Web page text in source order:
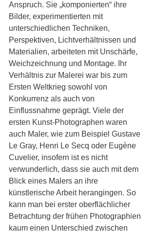
Anspruch. Sie „komponierten“ ihre
Bilder, experimentierten mit
unterschiedlichen Techniken,
Perspektiven, Lichtverhältnissen und
Materialien, arbeiteten mit Unschärfe,
Weichzeichnung und Montage. Ihr
Verhältnis zur Malerei war bis zum
Ersten Weltkrieg sowohl von
Konkurrenz als auch von
Einflussnahme geprägt. Viele der
ersten Kunst-Photographen waren
auch Maler, wie zum Beispiel Gustave
Le Gray, Henri Le Secq oder Eugène
Cuvelier, insofern ist es nicht
verwunderlich, dass sie auch mit dem
Blick eines Malers an ihre
künstlerische Arbeit herangingen. So
kann man bei erster oberflächlicher
Betrachtung der frühen Photographien
kaum einen Unterschied zwischen